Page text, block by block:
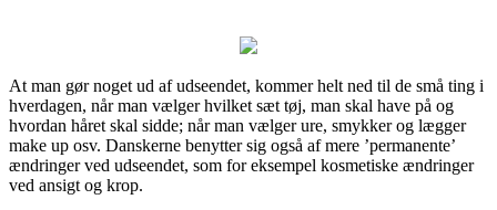
At man gør noget ud af udseendet, kommer helt ned til de små ting i
hverdagen, når man vælger hvilket sæt tøj, man skal have på og
hvordan håret skal sidde; når man vælger ure, smykker og lægger
make up osv. Danskerne benytter sig også af mere ’permanente’
ændringer ved udseendet, som for eksempel kosmetiske ændringer
ved ansigt og krop.